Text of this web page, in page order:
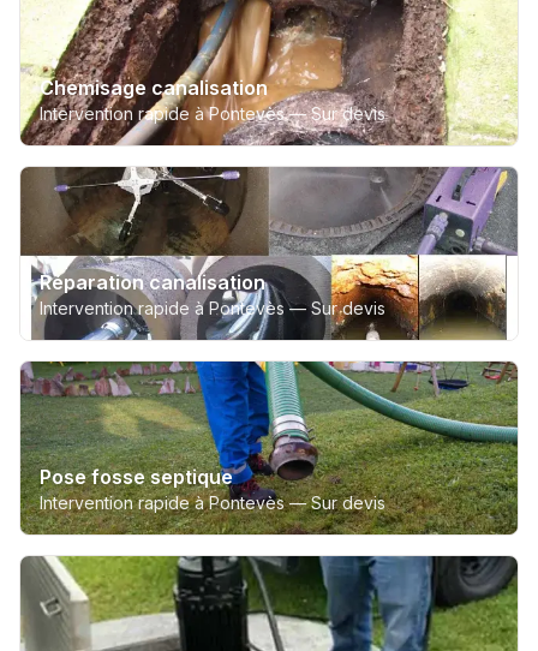
Chemisage canalisation
Intervention rapide à Pontevès —Sur devis
Réparation canalisation
Intervention rapide à Pontevès —Sur devis
Pose fosse septique
Intervention rapide à Pontevès —Sur devis